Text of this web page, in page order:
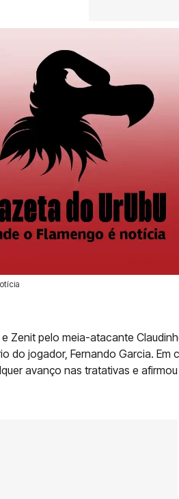
Zenit pelo meia-atacante
do jogador, Fernando Garcia. Em
avanço nas tratativas e